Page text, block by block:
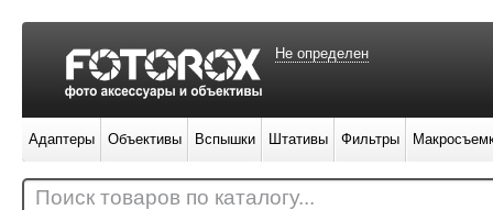
Не определен
Адаптеры Объективы Вспышки Штативы Фильтры
Поиск товаров по каталогу...